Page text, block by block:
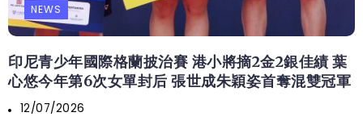
NEWS
印尼青少年國際格蘭披治賽 港小將摘2金2銀佳績 葉
心悠今年第6次女單封后 張世成朱穎姿首奪混雙冠軍
12/07/2026